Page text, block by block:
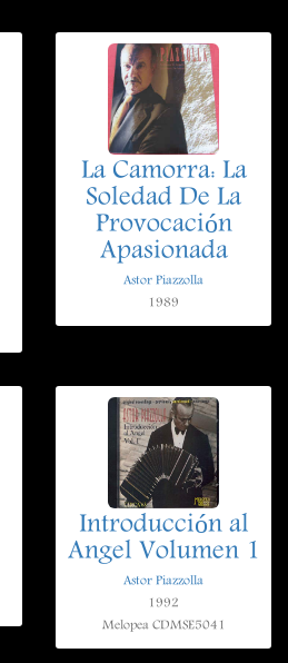
La Camorra: La
Soledad De La
Provocación
Apasionada
Astor Piazzolla
1989
Introducción al
Angel Volumen 1
Astor Piazzolla
1992
Melopea CDMSE5041